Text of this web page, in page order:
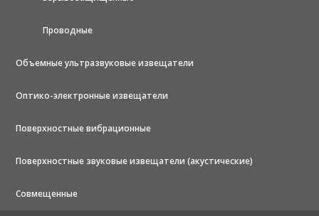
Проводные
Объемные ультразвуковые извещатели
Оптико-электронные извещатели
Поверхностные вибрационные
Поверхностные звуковые извещатели (акустические)
Совмещенные